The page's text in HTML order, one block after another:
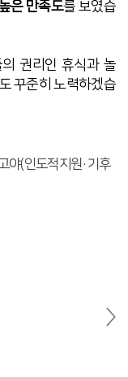
은 만족도를 보였습
권리인 휴식과 놀
꾸준히 노력하겠습
야(인도적지원·기후